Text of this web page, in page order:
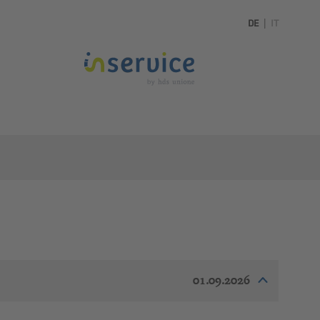
DE IT
01.09.2026